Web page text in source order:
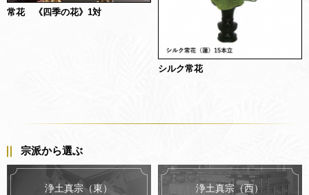
常花 《四季の花》1対
シルク常花
宗派から選ぶ
浄土真宗（東） 浄土真宗（西）